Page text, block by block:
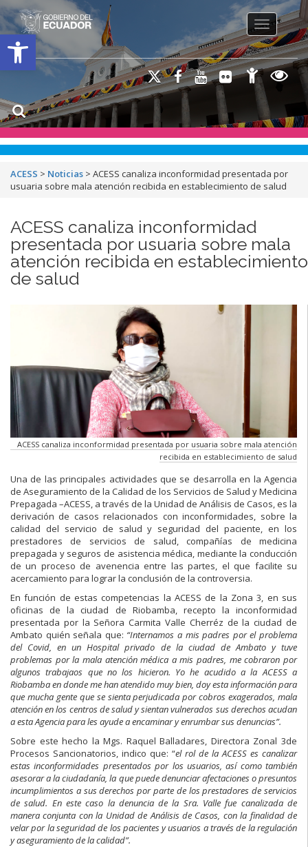
Open toolbar
Toggle
ACESS > Noticias > ACESS canaliza inconformidad presentada por
usuaria sobre mala atención recibida en establecimiento de salud
ACESS canaliza inconformidad
presentada por usuaria sobre mala
atención recibida en establecimiento
de salud
ACESS canaliza inconformidad presentada por usuaria sobre mala atención
recibida en establecimiento de salud
Una de las principales actividades que se desarrolla en la Agencia
de Aseguramiento de la Calidad de los Servicios de Salud y Medicina
Prepagada –ACESS, a través de la Unidad de Análisis de Casos, es la
derivación de casos relacionados con inconformidades, sobre la
calidad del servicio de salud y seguridad del paciente, en los
prestadores de servicios de salud, compañías de medicina
prepagada y seguros de asistencia médica, mediante la conducción
de un proceso de avenencia entre las partes, el que facilite su
acercamiento para lograr la conclusión de la controversia.
En función de estas competencias la ACESS de la Zona 3, en sus
oficinas de la ciudad de Riobamba, recepto la inconformidad
presentada por la Señora Carmita Valle Cherréz de la ciudad de
Ambato quién señala que: “Internamos a mis padres por el problema
del Covid, en un Hospital privado de la ciudad de Ambato y tuve
problemas por la mala atención médica a mis padres, me cobraron por
algunos trabajaos que no los hicieron. Yo he acudido a la ACESS a
Riobamba en donde me han atendido muy bien, doy esta información para
que mucha gente que se sienta perjudicada por cobros exagerados, mala
atención en los centros de salud y sientan vulnerados sus derechos acudan
a esta Agencia para les ayude a encaminar y enrumbar sus denuncias”.
Sobre este hecho la Mgs. Raquel Balladares, Directora Zonal 3de
Procesos Sancionatorios, indico que: “el rol de la ACESS es canalizar
estas inconformidades presentados por los usuarios, así como también
asesorar a la ciudadanía, la que puede denunciar afectaciones o presuntos
incumplimientos a sus derechos por parte de los prestadores de servicios
de salud. En este caso la denuncia de la Sra. Valle fue canalizada de
manera conjunta con la Unidad de Análisis de Casos, con la finalidad de
velarpor la seguridad de los pacientes y usuarios a través de la regulación
y aseguramiento de la calidad”.